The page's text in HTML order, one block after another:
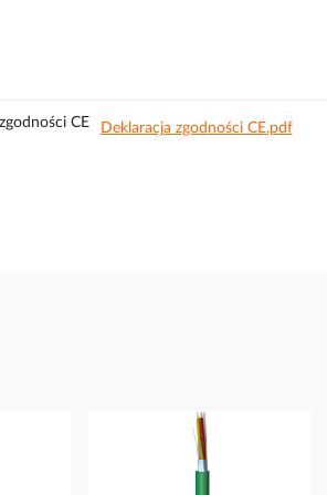
Deklaracja zgodności CE.pdf